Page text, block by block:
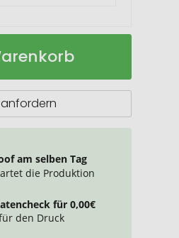
am selben Tag
die Produktion
für 0,00€
den Druck